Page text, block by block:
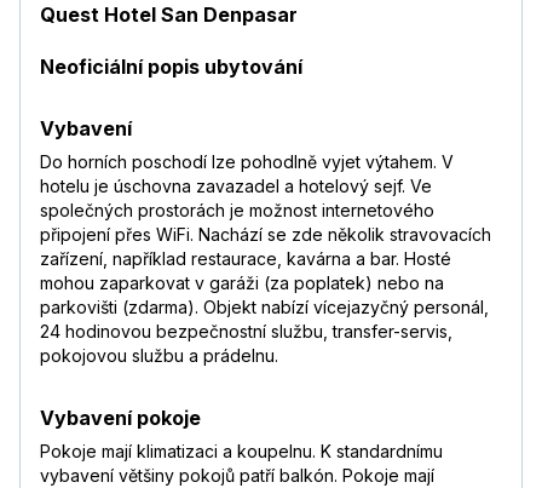
Quest Hotel San Denpasar
Neoficiální popis ubytování
Vybavení
Do horních poschodí lze pohodlně vyjet výtahem. V
hotelu je úschovna zavazadel a hotelový sejf. Ve
společných prostorách je možnost internetového
připojení přes WiFi. Nachází se zde několik stravovacích
zařízení, například restaurace, kavárna a bar. Hosté
mohou zaparkovat v garáži (za poplatek) nebo na
parkovišti (zdarma). Objekt nabízí vícejazyčný personál,
24 hodinovou bezpečnostní službu, transfer-servis,
pokojovou službu a prádelnu.
Vybavení pokoje
Pokoje mají klimatizaci a koupelnu. K standardnímu
vybavení většiny pokojů patří balkón. Pokoje mají